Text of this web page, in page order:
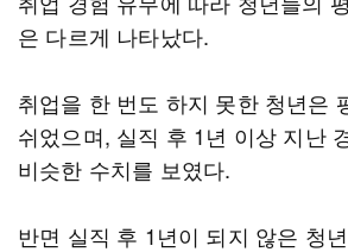
은 다르게 나타났다.
취업을 한 번도 하지 못한 청년은
쉬었으며, 실직 후 1년 이상 지난
비슷한 수치를 보였다.
반면 실직 후 1년이 되지 않은 청년